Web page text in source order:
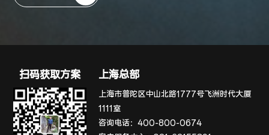
扫码获取方案 上海总部
上海市普陀区中山北路1777号飞洲时代大厦
1111室
咨询电话：400-800-0674